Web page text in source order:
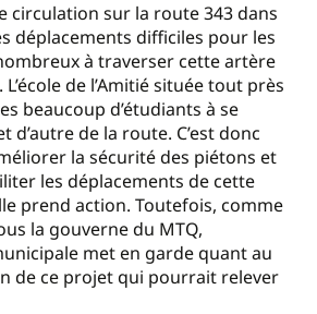
circulation sur la route 343 dans
déplacements difficiles pour les
à traverser cette artère
de l’Amitié située tout près
beaucoup d’étudiants à se
d’autre de la route. C’est donc
la sécurité des piétons et
les déplacements de cette
prend action. Toutefois, comme
la gouverne du MTQ,
met en garde quant au
de ce projet qui pourrait relever